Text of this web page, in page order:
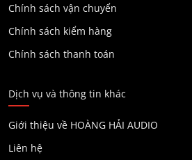
Chính sách vận chuyển
Chính sách kiểm hàng
Chính sách thanh toán
Dịch vụ và thông tin khác
Giới thiệu về HOÀNG HẢI AUDIO
Liên hệ